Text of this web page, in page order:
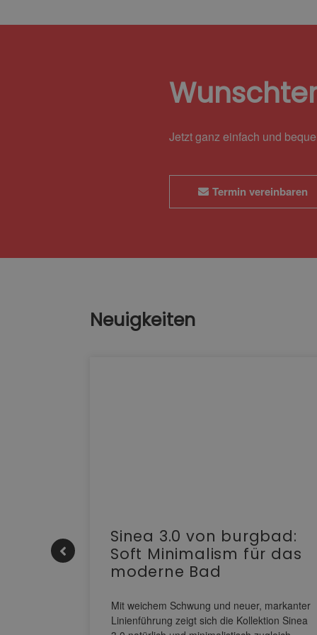
Jetzt ganz einfach und
Termin vereinbaren
Neuigkeiten
Sinea 3.0 von burgbad:
Soft Minimalism für das
moderne Bad
Mit weichem Schwung und neuer, markanter
Linienführung zeigt sich die Kollektion Sinea